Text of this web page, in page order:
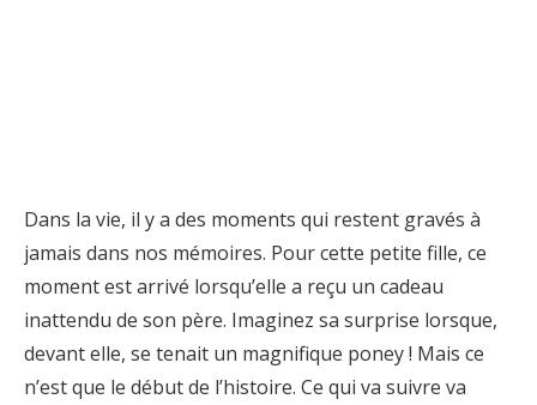
Dans la vie, il y a des moments qui restent gravés à
jamais dans nos mémoires. Pour cette petite fille, ce
moment est arrivé lorsqu’elle a reçu un cadeau
inattendu de son père. Imaginez sa surprise lorsque,
devant elle, se tenait un magnifique poney ! Mais ce
n’est que le début de l’histoire. Ce qui va suivre va